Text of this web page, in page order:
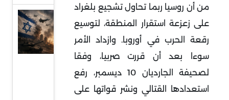
من أن روسيا ربما تحاول تشجيع بلغراد
على زعزعة استقرار المنطقة، لتوسيع
رقعة الحرب في أوروبا. وازداد الأمر
سوءا بعد أن قررت صربيا، وفقا
لصحيفة الجارديان 10 ديسمبر، رفع
استعدادها القتالي ونشر قواتها على
قراءة
المواجهة
المباشرة
بين إيران